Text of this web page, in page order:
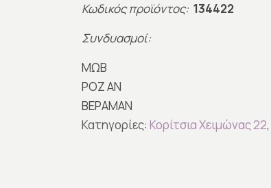
Κωδικός προϊόντος: 134422
Συνδυασμοί:
ΜΩΒ
ΡΟΖ ΑΝ
ΒΕΡΑΜΑΝ
Κατηγορίες: Κορίτσια Χειμώνας 22,